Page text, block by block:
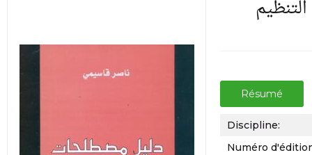
Résumé
Discipline:
Numéro